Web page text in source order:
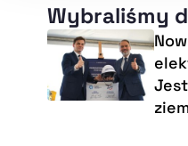
Wybraliśmy